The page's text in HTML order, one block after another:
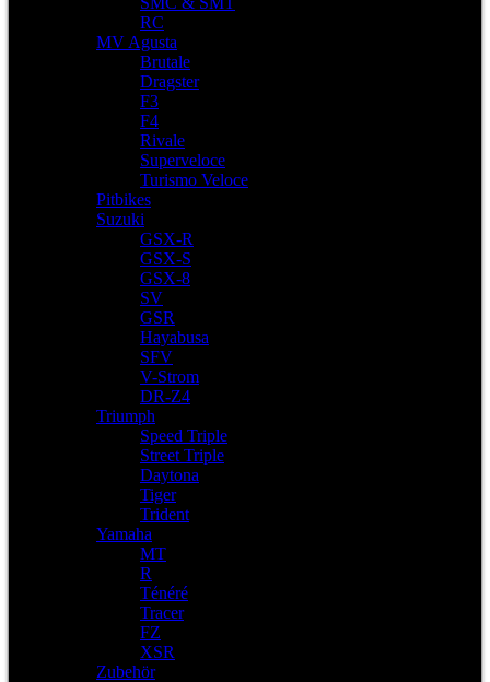
RC
MV Agusta
Brutale
Dragster
F3
F4
Rivale
Superveloce
Turismo Veloce
Pitbikes
Suzuki
GSX-R
GSX-S
GSX-8
SV
GSR
Hayabusa
SFV
V-Strom
DR-Z4
Triumph
Speed Triple
Street Triple
Daytona
Tiger
Trident
Yamaha
MT
R
Ténéré
Tracer
FZ
XSR
Zubehör